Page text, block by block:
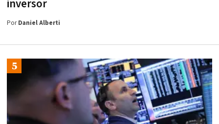
inversor
PorDaniel Alberti